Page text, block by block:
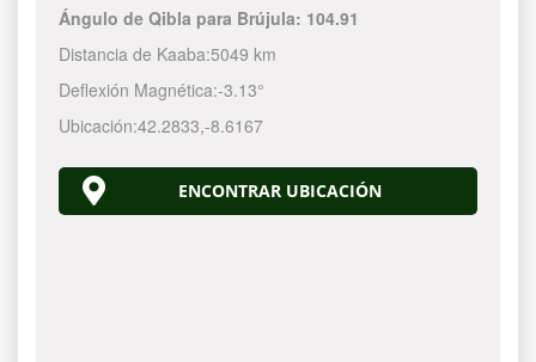
Ángulo de Qibla para Brújula: 104.91
Distancia de Kaaba:5049 km
Deflexión Magnética:-3.13°
Ubicación:42.2833,-8.6167
ENCONTRAR UBICACIÓN